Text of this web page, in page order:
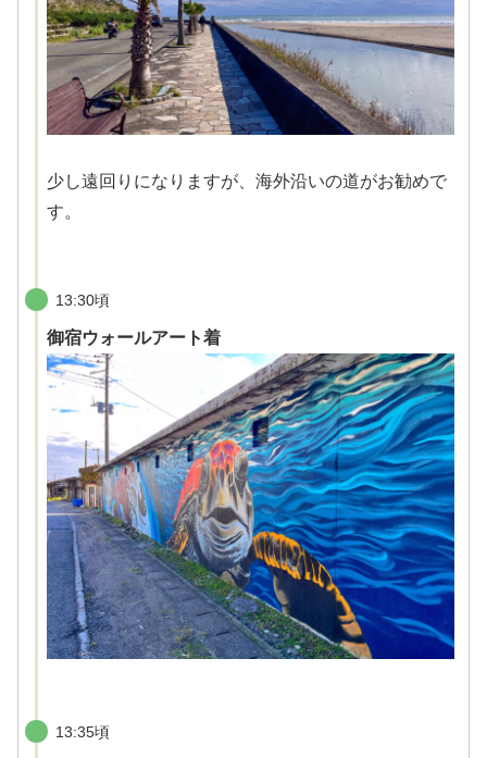
少し遠回りになりますが、海外沿いの道がお勧めで
す。
13:30頃
御宿ウォールアート着
13:35頃